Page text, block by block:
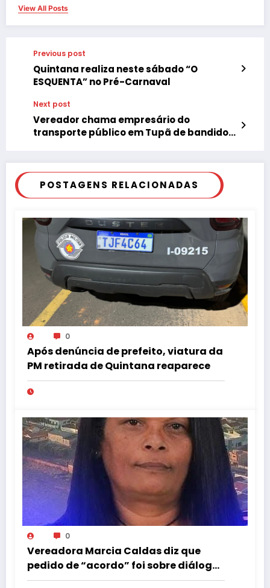
View All Posts
Previous post
Quintana realiza neste sábado “O
ESQUENTA” no Pré-Carnaval
Next post
Vereador chama empresário do
transporte público em Tupã de bandido e
POSTAGENS RELACIONADAS
0
Após denúncia de prefeito, viatura da
PM retirada de Quintana reaparece
0
Vereadora Marcia Caldas diz que
pedido de “acordo” foi sobre diálogo
institucional